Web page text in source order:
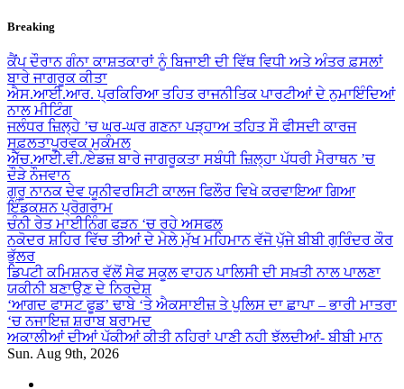
Skip
content
Breaking
ਕੈਂਪ ਦੌਰਾਨ ਗੰਨਾ ਕਾਸ਼ਤਕਾਰਾਂ ਨੂੰ ਬਿਜਾਈ ਦੀ ਵਿੱਥ ਵਿਧੀ ਅਤੇ ਅੰਤਰ ਫ਼ਸਲਾਂ
ਬਾਰੇ ਜਾਗਰੂਕ ਕੀਤਾ
ਐਸ.ਆਈ.ਆਰ. ਪ੍ਰਕਿਰਿਆ ਤਹਿਤ ਰਾਜਨੀਤਿਕ ਪਾਰਟੀਆਂ ਦੇ ਨੁਮਾਇੰਦਿਆਂ
ਨਾਲ ਮੀਟਿੰਗ
ਜਲੰਧਰ ਜ਼ਿਲ੍ਹੇ ’ਚ ਘਰ-ਘਰ ਗਣਨਾ ਪੜ੍ਹਾਅ ਤਹਿਤ ਸੌ ਫੀਸਦੀ ਕਾਰਜ
ਸਫ਼ਲਤਾਪੂਰਵਕ ਮੁਕੰਮਲ
ਐੱਚ.ਆਈ.ਵੀ./ਏਡਜ਼ ਬਾਰੇ ਜਾਗਰੂਕਤਾ ਸਬੰਧੀ ਜ਼ਿਲ੍ਹਾ ਪੱਧਰੀ ਮੈਰਾਥਨ ’ਚ
ਦੌੜੇ ਨੌਜਵਾਨ
ਗੁਰੂ ਨਾਨਕ ਦੇਵ ਯੂਨੀਵਰਸਿਟੀ ਕਾਲਜ ਫਿਲੌਰ ਵਿਖੇ ਕਰਵਾਇਆ ਗਿਆ
ਇੰਡਕਸ਼ਨ ਪ੍ਰੋਗਰਾਮ
ਚੰਨੀ ਰੇਤ ਮਾਈਨਿੰਗ ਫੜਨ ‘ਚ ਰਹੇ ਅਸਫਲ
ਨਕੋਦਰ ਸ਼ਹਿਰ ਵਿੱਚ ਤੀਆਂ ਦੇ ਮੇਲੇ ਮੁੱਖ ਮਹਿਮਾਨ ਵੱਜੋ ਪੁੱਜੇ ਬੀਬੀ ਗੁਰਿੰਦਰ ਕੌਰ
ਭੁੱਲਰ
ਡਿਪਟੀ ਕਮਿਸ਼ਨਰ ਵੱਲੋਂ ਸੇਫ ਸਕੂਲ ਵਾਹਨ ਪਾਲਿਸੀ ਦੀ ਸਖ਼ਤੀ ਨਾਲ ਪਾਲਣਾ
ਯਕੀਨੀ ਬਣਾਉਣ ਦੇ ਨਿਰਦੇਸ਼
‘ਆਗਦ ਫਾਸਟ ਫੂਡ’ ਢਾਬੇ ‘ਤੇ ਐਕਸਾਈਜ਼ ਤੇ ਪੁਲਿਸ ਦਾ ਛਾਪਾ – ਭਾਰੀ ਮਾਤਰਾ
‘ਚ ਨਜਾਇਜ਼ ਸ਼ਰਾਬ ਬਰਾਮਦ
ਅਕਾਲੀਆਂ ਦੀਆਂ ਪੱਕੀਆਂ ਕੀਤੀ ਨਹਿਰਾਂ ਪਾਣੀ ਨਹੀ ਝੱਲਦੀਆਂ- ਬੀਬੀ ਮਾਨ
Sun. Aug 9th, 2026